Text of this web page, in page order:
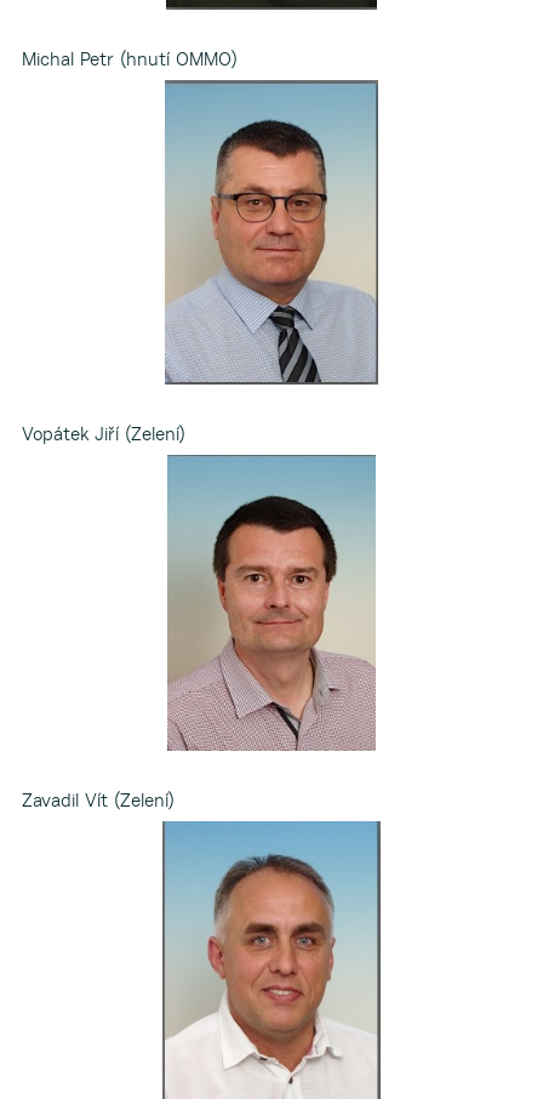
Michal Petr (hnutí OMMO)
Vopátek Jiří (Zelení)
Zavadil Vít (Zelení)